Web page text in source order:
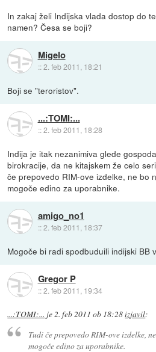
In zakaj želi Indijska vlada dostop do
namen? Česa se boji?
Migelo
::2. feb 2011, 18:21
Boji se "teroristov".
...:TOMI:...
::2. feb 2011, 18:28
Indija je itak nezanimiva glede
birokracije, da ne kitajskem že celo
če prepovedo RIM-ove izdelke, ne bo
mogoče edino za uporabnike.
amigo_no1
::2. feb 2011, 18:37
Mogoče bi radi spodbuduili indijski BB
Gregor P
::2. feb 2011, 19:34
...:TOMI:... je2. feb 2011 ob 18:28izjavil:
Tudi če prepovedo RIM-ove izdelke,
mogoče edino za uporabnike.